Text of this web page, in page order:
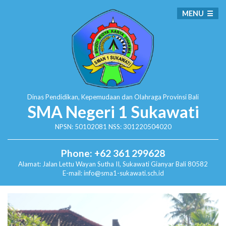
Dinas Pendidikan, Kepemudaan dan Olahraga Provinsi Bali
SMA Negeri 1 Sukawati
NPSN: 50102081 NSS: 301220504020
Phone: +62 361 299628
Alamat: Jalan Lettu Wayan Sutha II, SukawatiGianyar Bali 80582
E-mail: info@sma1-sukawati.sch.id
MENU